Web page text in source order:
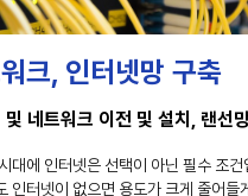
크, 인터넷망 구축
및 네트워크 이전 및 설치, 랜선
대에 인터넷은 선택이 아닌 필수 조
인터넷이 없으면 용도가 크게 줄어들